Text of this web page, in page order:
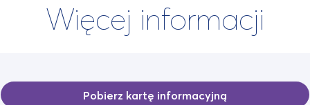
Więcej informacji
Pobierz kartę informacyjną